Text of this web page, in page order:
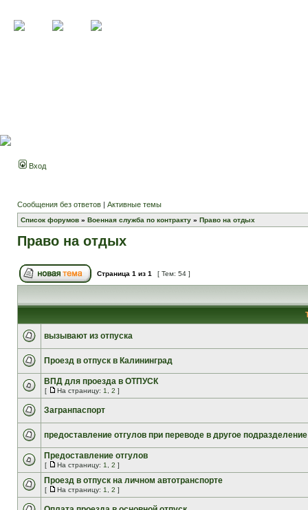
Вход
Сообщения без ответов | Активные темы
Список форумов » Военная служба по контракту » Право на отдых
Право на отдых
Страница 1 из 1 [ Тем: 54 ]
вызывают из отпуска
Проезд в отпуск в Калининград
ВПД для проезда в ОТПУСК
[ На страницу: 1 2 ]
Загранпаспорт
предоставление отгулов при переводе в другое подразделение
Предоставление отгулов
[ На страницу: 1 2 ]
Проезд в отпуск на личном автотранспорте
[ На страницу: 1 2 ]